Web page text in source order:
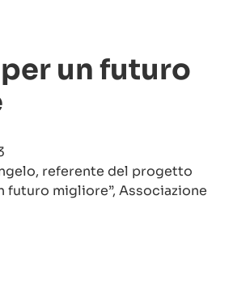
un futuro
referente del progetto
futuro migliore”, Associazione